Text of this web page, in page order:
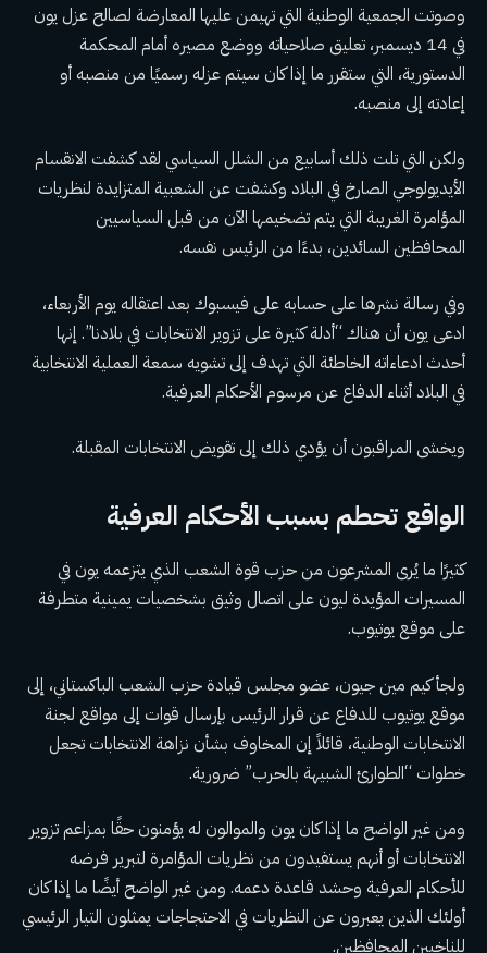
وصوتت الجمعية الوطنية التي تهيمن عليها المعارضة لصالح عزل يون
في 14 ديسمبر،
تعليق صلاحياته ووضع مصيره أمام المحكمة
الدستورية، التي ستقرر ما إذا كان سيتم عزله رسميًا من منصبه أو
إعادته إلى منصبه.
ولكن التي تلت ذلك أسابيع من الشلل السياسي لقد كشفت الانقسام
الأيديولوجي الصارخ في البلاد وكشفت عن الشعبية المتزايدة لنظريات
المؤامرة الغريبة التي يتم تضخيمها الآن من قبل السياسيين
المحافظين السائدين، بدءًا من الرئيس نفسه.
وفي رسالة نشرها على حسابه على فيسبوك بعد اعتقاله يوم الأربعاء،
ادعى يون أن هناك “أدلة كثيرة على تزوير الانتخابات في بلادنا”. إنها
أحدث ادعاءاته الخاطئة التي تهدف إلى تشويه سمعة العملية الانتخابية
في البلاد أثناء الدفاع عن مرسوم الأحكام العرفية.
ويخشى المراقبون أن يؤدي ذلك إلى تقويض الانتخابات المقبلة.
الواقع تحطم بسبب الأحكام العرفية
كثيرًا ما يُرى المشرعون من حزب قوة الشعب الذي يتزعمه يون في
المسيرات المؤيدة ليون على اتصال وثيق بشخصيات يمينية متطرفة
على موقع يوتيوب.
ولجأ كيم مين جيون، عضو مجلس قيادة حزب الشعب الباكستاني، إلى
موقع يوتيوب للدفاع عن قرار الرئيس بإرسال قوات إلى مواقع لجنة
الانتخابات الوطنية، قائلاً إن المخاوف بشأن نزاهة الانتخابات تجعل
خطوات “الطوارئ الشبيهة بالحرب” ضرورية.
ومن غير الواضح ما إذا كان يون والموالون له يؤمنون حقًا بمزاعم تزوير
الانتخابات أو أنهم يستفيدون من نظريات المؤامرة لتبرير فرضه
للأحكام العرفية وحشد قاعدة دعمه. ومن غير الواضح أيضًا ما إذا كان
أولئك الذين يعبرون عن النظريات في الاحتجاجات يمثلون التيار الرئيسي
للناخبين المحافظين.